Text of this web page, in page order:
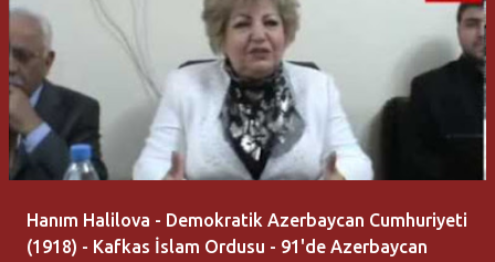
Hanım Halilova - Demokratik Azerbaycan Cumhuriyeti
(1918) - Kafkas İslam Ordusu - 91'de Azerbaycan